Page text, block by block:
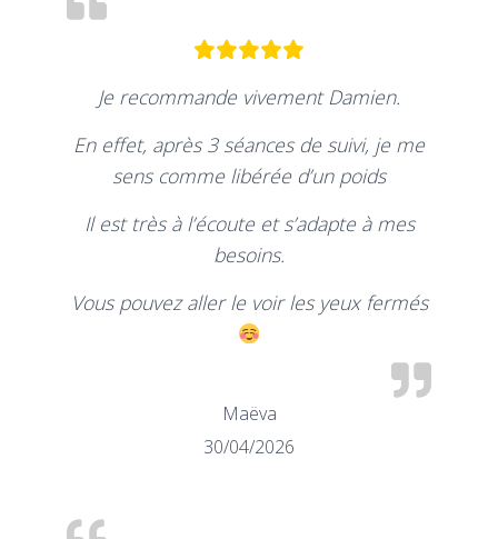
Je recommande vivement Damien.
En effet, après 3 séances de suivi, je me
sens comme libérée d’un poids
Il est très à l’écoute et s’adapte à mes
besoins.
Vous pouvez aller le voir les yeux fermés
Maëva
30/04/2026